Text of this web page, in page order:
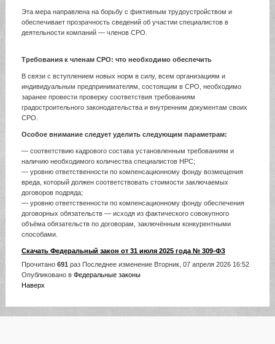
Эта мера направлена на борьбу с фиктивным трудоустройством и
обеспечивает прозрачность сведений об участии специалистов в
деятельности компаний — членов СРО.
Требования к членам СРО: что необходимо обеспечить
В связи с вступлением новых норм в силу, всем организациям и
индивидуальным предпринимателям, состоящим в СРО, необходимо
заранее провести проверку соответствия требованиям
градостроительного законодательства и внутренним документам своих
СРО.
Особое внимание следует уделить следующим параметрам:
— соответствию кадрового состава установленным требованиям и
наличию необходимого количества специалистов НРС;
— уровню ответственности по компенсационному фонду возмещения
вреда, который должен соответствовать стоимости заключаемых
договоров подряда;
— уровню ответственности по компенсационному фонду обеспечения
договорных обязательств — исходя из фактического совокупного
объёма обязательств по договорам, заключённым конкурентными
способами.
Скачать Федеральный закон от 31 июля 2025 года № 309-ФЗ
Прочитано 691 раз Последнее изменение Вторник, 07 апреля 2026 16:52
Опубликовано в Федеральные законы
Наверх